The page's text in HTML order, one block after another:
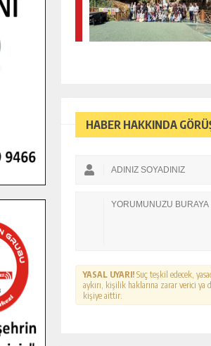
HABER HAKKINDA
YASAL UYARI! Suç teşkil edecek,
aykırı, kişilik haklarına zarar verici
kişiye aittir.